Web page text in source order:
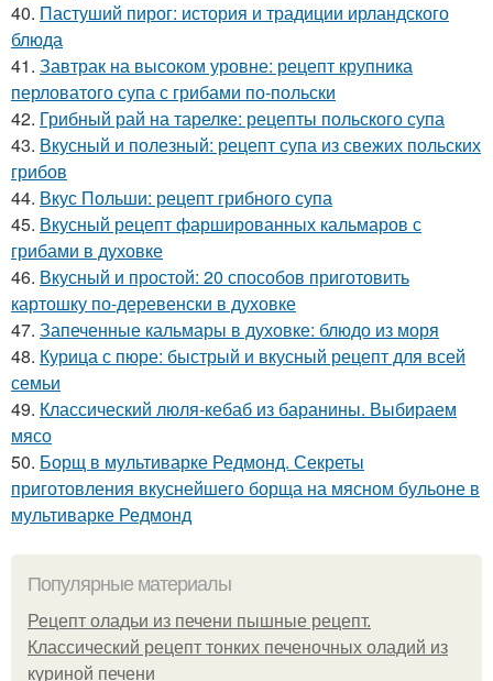
40. Пастуший пирог: история и традиции ирландского
блюда
41. Завтрак на высоком уровне: рецепт крупника
перловатого супа с грибами по-польски
42. Грибный рай на тарелке: рецепты польского супа
43. Вкусный и полезный: рецепт супа из свежих польских
грибов
44. Вкус Польши: рецепт грибного супа
45. Вкусный рецепт фаршированных кальмаров с
грибами в духовке
46. Вкусный и простой: 20 способов приготовить
картошку по-деревенски в духовке
47. Запеченные кальмары в духовке: блюдо из моря
48. Курица с пюре: быстрый и вкусный рецепт для всей
семьи
49. Классический люля-кебаб из баранины. Выбираем
мясо
50. Борщ в мультиварке Редмонд. Секреты
приготовления вкуснейшего борща на мясном бульоне в
мультиварке Редмонд
Популярные материалы
Рецепт оладьи из печени пышные рецепт.
Классический рецепт тонких печеночных оладий из
куриной печени